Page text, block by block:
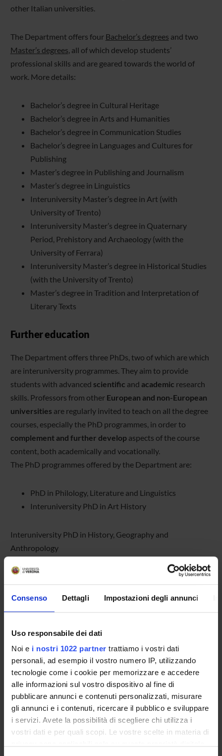
Consenso Dettagli Impostazioni degli annunci
Uso responsabile dei dati
Noi e i nostri 1022 partner trattiamo i vostri dati
personali, ad esempio il vostro numero IP, utilizzando
tecnologie come i cookie per memorizzare e accedere
alle informazioni sul vostro dispositivo al fine di
pubblicare annunci e contenuti personalizzati, misurare
gli annunci e i contenuti, ricercare il pubblico e sviluppare
i servizi. Avete la possibilità di scegliere chi utilizza i
vostri dati e per quali scopi. Le vostre scelte in materia di
other Italian universities.
The Department offers four Bachelor’s degrees and two
Master’s degrees, all of which develop students’
professional skills and are geared towards the world of
work. More details:
Bachelor’s degree in Cultural Heritage
Bachelor’s degree in Arts and Humanities
Bachelor’s degree in Communication Studies
Bachelor’s degree in Languages and Cultures for
Publishing
Master’s degree in Publishing and Journalism
Master’s degree in Linguistics
Interuniversity Master’s degree in Art (with
University of Trento)
Interuniversity Master’s degree in Quaternary
Period, Prehistory and Archaeology (with the
University of Ferrara)
Interuniversity Master’s degree in Historical Studies
(with the University of Trento)
Master’s degree in Tradition and Interpretation of
Literary Texts
Further education
The Department offers three PhDs, two of which are which
are interuniversity programmes. They aim to provide
students with advanced scientific and academic research
skills. Professors from other European and non-European
universities are regularly invited to teach on all the degree
courses, especially the PhD programmes, in order to
complement and further developaspects of the course
content, both academically and vocationally.
The PhD programmes offered by the Department are:
PhD in Philology, Literature and Linguistics
Interuniversity PhD in Art History
Interuniversity PhD in History, Geography and
Anthropology
NEWS FOR STUDENTS
Announcements for Students
'Education announcements' show events and major
deadlines for students.
If you are looking for other communications about your
courses try searching the 'Announcements for students'.
from